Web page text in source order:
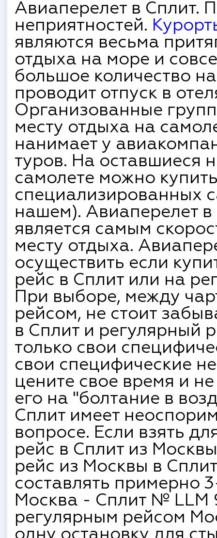
Авиаперелет в Сплит.
неприятностей.
являются весьма
отдыха на море и
большое количество
проводит отпуск в
Организованные
месту отдыха на
нанимает у
туров. На оставшиеся
самолете можно
специализированных
нашем). Авиаперелет
является самым
месту отдыха.
осуществить если
рейс в Сплит или на
При выборе, между
рейсом, не стоит
в Сплит и регулярный
только свои
свои специфические
цените свое время и
его на "болтание в
Сплит имеет
вопросе. Если взять
рейс в Сплит из
рейс из Москвы в
составлять примерно
Москва - Сплит № LLM
регулярным рейсом